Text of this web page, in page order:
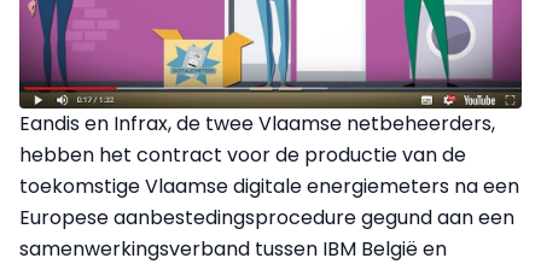
Eandis en Infrax, de twee Vlaamse netbeheerders,
hebben het contract voor de productie van de
toekomstige Vlaamse digitale energiemeters na een
Europese aanbestedingsprocedure gegund aan een
samenwerkingsverband tussen IBM België en